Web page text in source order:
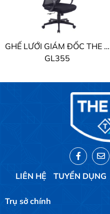
GHẾ LƯỚI GIÁM ĐỐC THE ONE
GL355
LIÊN HỆ TUYỂN DỤNG
Trụ sở chính